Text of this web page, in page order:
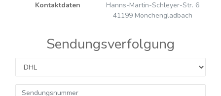
Kontaktdaten
Hanns-Martin-Schleyer-Str. 6
41199 Mönchengladbach
Sendungsverfolgung